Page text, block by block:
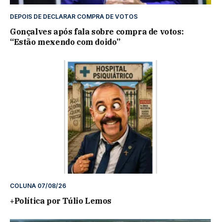
DEPOIS DE DECLARAR COMPRA DE VOTOS
Gonçalves após fala sobre compra de votos:
“Estão mexendo com doido”
COLUNA 07/08/26
+Política por Túlio Lemos